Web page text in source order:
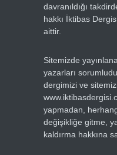
davranıldığı
hakkı İktibas
aittir.
Sitemizde
yazarları
dergimizi ve
yapmadan,
değişikliğe gitme,
kaldırma hakkına